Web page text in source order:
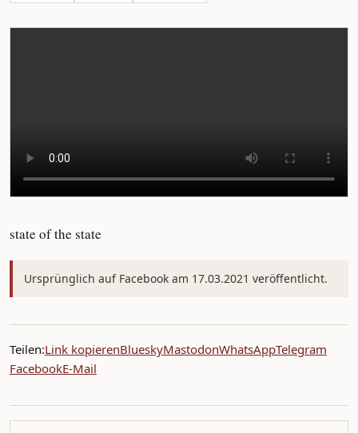
state of the state
Ursprünglich auf Facebook am 17.03.2021 veröffentlicht.
Teilen:Link kopierenBlueskyMastodonWhatsAppTelegram
FacebookE-Mail